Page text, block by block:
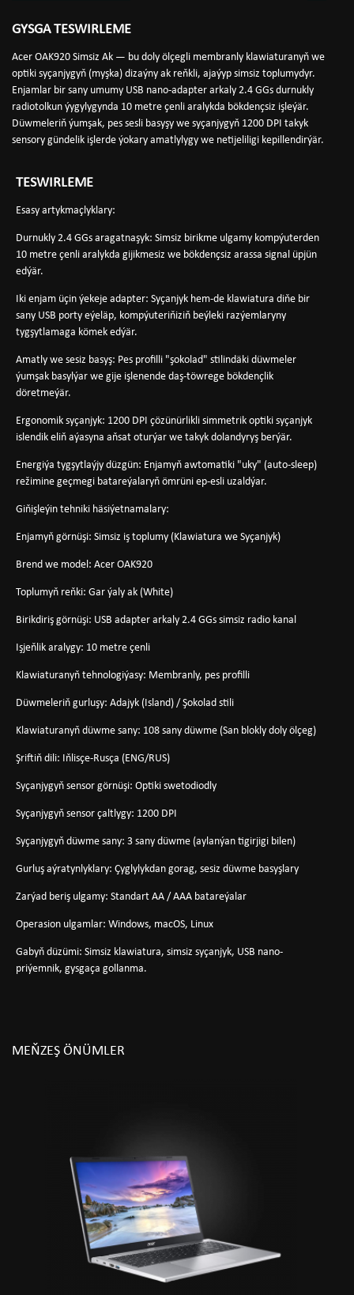
GYSGA TESWIRLEME
Acer OAK920 Simsiz Ak — bu doly ölçegli membranly klawiaturanyň we
optiki syçanjygyň (myşka) dizaýny ak reňkli, ajaýyp simsiz toplumydyr.
Enjamlar bir sany umumy USB nano-adapter arkaly 2.4 GGs durnukly
radiotolkun ýygylygynda 10 metre çenli aralykda bökdençsiz işleýär.
Düwmeleriň ýumşak, pes sesli basyşy we syçanjygyň 1200 DPI takyk
sensory gündelik işlerde ýokary amatlylygy we netijeliligi kepillendirýär.
TESWIRLEME
Esasy artykmaçlyklary:
Durnukly 2.4 GGs aragatnaşyk: Simsiz birikme ulgamy kompýuterden
10 metre çenli aralykda gijikmesiz we bökdençsiz arassa signal üpjün
edýär.
Iki enjam üçin ýekeje adapter: Syçanjyk hem-de klawiatura diňe bir
sany USB porty eýeläp, kompýuteriňiziň beýleki razýemlaryny
tygşytlamaga kömek edýär.
Amatly we sesiz basyş: Pes profilli "şokolad" stilindäki düwmeler
ýumşak basylýar we gije işlenende daş-töwrege bökdençlik
döretmeýär.
Ergonomik syçanjyk: 1200 DPI çözünürlikli simmetrik optiki syçanjyk
islendik eliň aýasyna aňsat oturýar we takyk dolandyryş berýär.
Energiýa tygşytlaýjy düzgün: Enjamyň awtomatiki "uky" (auto-sleep)
režimine geçmegi batareýalaryň ömrüni ep-esli uzaldýar.
Giňişleýin tehniki häsiýetnamalary:
Enjamyň görnüşi: Simsiz iş toplumy (Klawiatura we Syçanjyk)
Brend we model: Acer OAK920
Toplumyň reňki: Gar ýaly ak (White)
Birikdiriş görnüşi: USB adapter arkaly 2.4 GGs simsiz radio kanal
Işjeňlik aralygy: 10 metre çenli
Klawiaturanyň tehnologiýasy: Membranly, pes profilli
Düwmeleriň gurluşy: Adajyk (Island) / Şokolad stili
Klawiaturanyň düwme sany: 108 sany düwme (San blokly doly ölçeg)
Şriftiň dili: Iňlisçe-Rusça (ENG/RUS)
Syçanjygyň sensor görnüşi: Optiki swetodiodly
Syçanjygyň sensor çaltlygy: 1200 DPI
Syçanjygyň düwme sany: 3 sany düwme (aylanýan tigirjigi bilen)
Gurluş aýratynlyklary: Çyglylykdan gorag, sesiz düwme basyşlary
Zarýad beriş ulgamy: Standart AA / AAA batareýalar
Operasion ulgamlar: Windows, macOS, Linux
Gabyň düzümi: Simsiz klawiatura, simsiz syçanjyk, USB nano-
priýemnik, gysgaça gollanma.
MEŇZEŞ ÖNÜMLER